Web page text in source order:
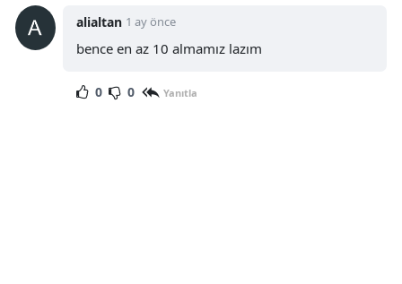
alialtan 1 ay önce
bence en az 10 almamız lazım
0 0 Yanıtla